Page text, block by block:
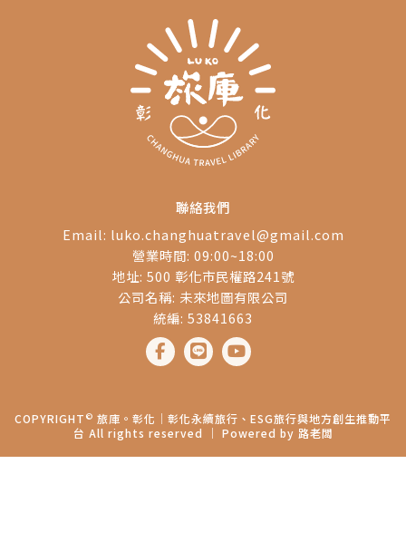
獨木舟以及刺激好玩的
水上摩托車體驗等活
動，活動期間也歡迎愛
好SUP玩家帶著自己的
聯絡我們
Email: luko.changhuatravel@gmail.com
營業時間: 09:00~18:00
地址: 500 彰化市民權路241號
公司名稱: 未來地圖有限公司
統編: 53841663
COPYRIGHT © 旅庫。彰化│彰化永續旅行、ESG旅行與地方創生推動平
台 All rights reserved ｜ Powered by 路老闆